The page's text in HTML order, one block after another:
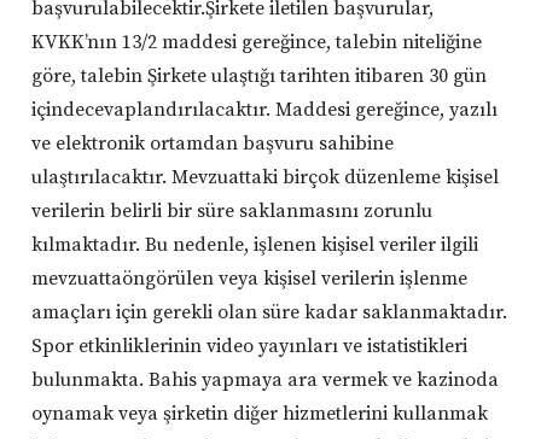
başvurulabilecektir.Şirkete iletilen başvurular,
KVKK’nın 13/2 maddesi gereğince, talebin niteliğine
göre, talebin Şirkete ulaştığı tarihten itibaren 30 gün
içindecevaplandırılacaktır. Maddesi gereğince, yazılı
ve elektronik ortamdan başvuru sahibine
ulaştırılacaktır. Mevzuattaki birçok düzenleme kişisel
verilerin belirli bir süre saklanmasını zorunlu
kılmaktadır. Bu nedenle, işlenen kişisel veriler ilgili
mevzuattaöngörülen veya kişisel verilerin işlenme
amaçları için gerekli olan süre kadar saklanmaktadır.
Spor etkinliklerinin video yayınları ve istatistikleri
bulunmakta. Bahis yapmaya ara vermek ve kazinoda
oynamak veya şirketin diğer hizmetlerini kullanmak